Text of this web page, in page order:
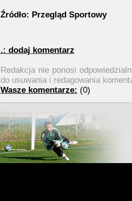
Źródło: Przegląd Sportowy
.: dodaj komentarz
Redakcja nie ponosi
do usuwania i redagowania
Wasze komentarze: (0)